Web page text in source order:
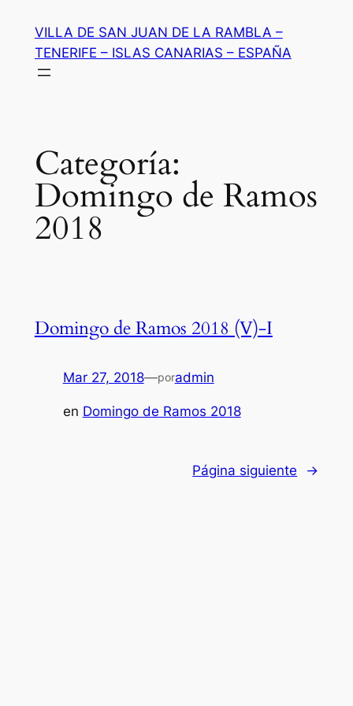
contenido
VILLA DE SAN JUAN DE LA RAMBLA –
TENERIFE – ISLAS CANARIAS – ESPAÑA
Categoría:
Domingo de Ramos
2018
Domingo de Ramos 2018 (V)-I
Mar 27, 2018—poradmin
en Domingo de Ramos 2018
Página siguiente →